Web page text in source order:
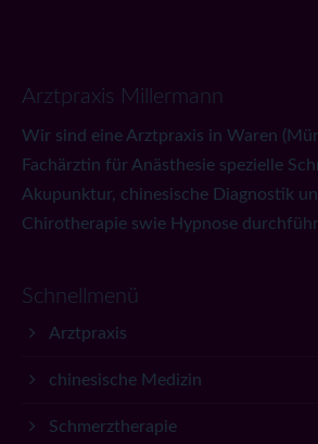
Arztpraxis Millermann
Wir sind eine Arztpraxis in Waren
Fachärztin für Anästhesie spezielle
Akupunktur, chinesische Diagnostik
Chirotherapie swie Hypnose
Schnellmenü
Arztpraxis
chinesische Medizin
Schmerztherapie